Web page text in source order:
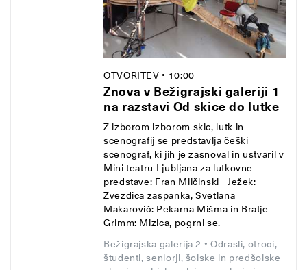
OTVORITEV • 10:00
Znova v Bežigrajski galeriji 1
na razstavi Od skice do lutke
Z izborom izborom skic, lutk in
scenografij se predstavlja češki
scenograf, ki jih je zasnoval in ustvaril v
Mini teatru Ljubljana za lutkovne
predstave: Fran Milčinski - Ježek:
Zvezdica zaspanka, Svetlana
Makarovič: Pekarna Mišma in Bratje
Grimm: Mizica, pogrni se.
Bežigrajska galerija 2 • Odrasli, otroci,
študenti, seniorji, šolske in predšolske